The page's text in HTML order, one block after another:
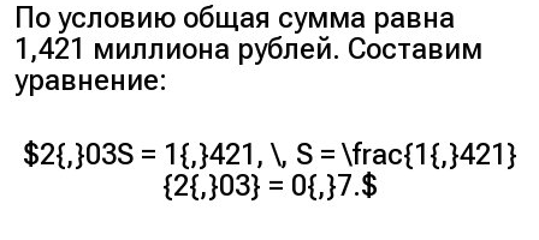
По условию общая сумма равна
1,421 миллиона рублей. Составим
уравнение:
$2{,}03S = 1{,}421, \, S = \frac{1{,}421}
{2{,}03} = 0{,}7.$